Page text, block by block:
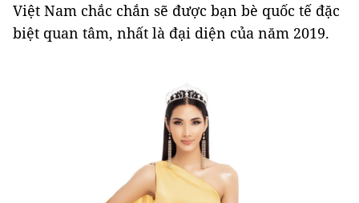
Việt Nam chắc chắn sẽ được bạn bè quốc tế đặc
biệt quan tâm, nhất là đại diện của năm 2019.